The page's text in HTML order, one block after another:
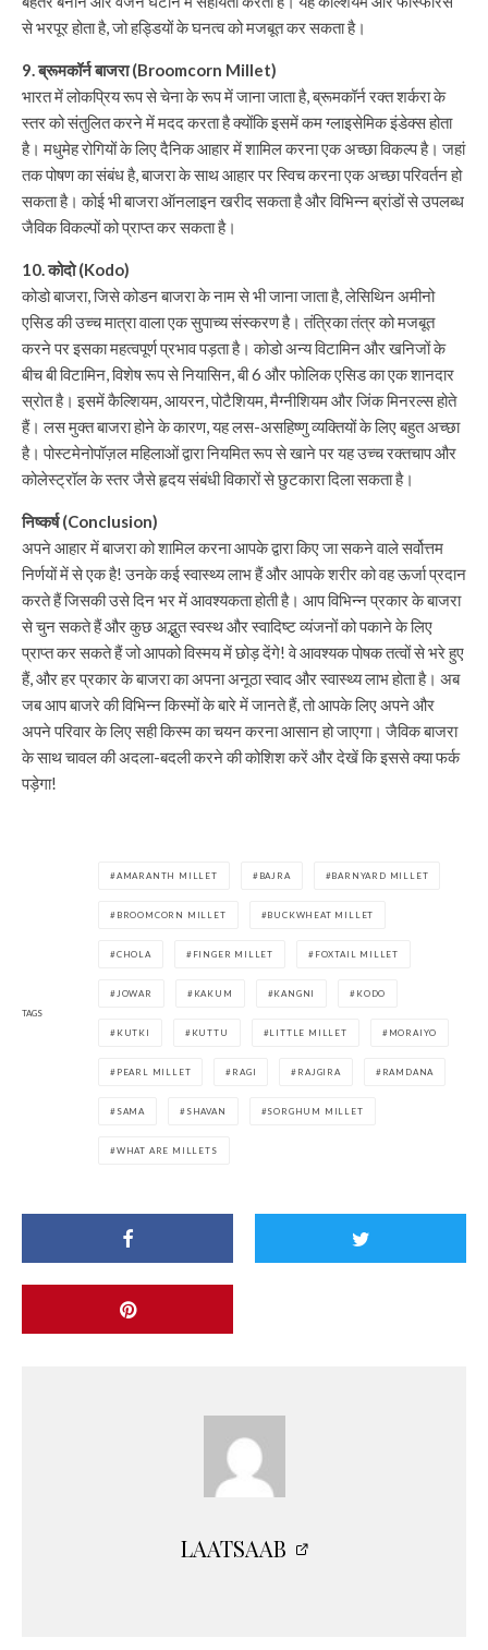
से भरपूर होता है, जो हड्डियों के घनत्व को मजबूत कर सकता है।
9. ब्रूमकॉर्न बाजरा (Broomcorn Millet)
भारत में लोकप्रिय रूप से चेना के रूप में जाना जाता है, ब्रूमकॉर्न रक्त शर्करा के
स्तर को संतुलित करने में मदद करता है क्योंकि इसमें कम ग्लाइसेमिक इंडेक्स होता
है। मधुमेह रोगियों के लिए दैनिक आहार में शामिल करना एक अच्छा विकल्प है। जहां
तक पोषण का संबंध है, बाजरा के साथ आहार पर स्विच करना एक अच्छा परिवर्तन हो
सकता है। कोई भी बाजरा ऑनलाइन खरीद सकता है और विभिन्न ब्रांडों से उपलब्ध
जैविक विकल्पों को प्राप्त कर सकता है।
10. कोदो (Kodo)
कोडो बाजरा, जिसे कोडन बाजरा के नाम से भी जाना जाता है, लेसिथिन अमीनो
एसिड की उच्च मात्रा वाला एक सुपाच्य संस्करण है। तंत्रिका तंत्र को मजबूत
करने पर इसका महत्वपूर्ण प्रभाव पड़ता है। कोडो अन्य विटामिन और खनिजों के
बीच बी विटामिन, विशेष रूप से नियासिन, बी 6 और फोलिक एसिड का एक शानदार
स्रोत है। इसमें कैल्शियम, आयरन, पोटैशियम, मैग्नीशियम और जिंक मिनरल्स होते
हैं। लस मुक्त बाजरा होने के कारण, यह लस-असहिष्णु व्यक्तियों के लिए बहुत अच्छा
है। पोस्टमेनोपॉज़ल महिलाओं द्वारा नियमित रूप से खाने पर यह उच्च रक्तचाप और
कोलेस्ट्रॉल के स्तर जैसे हृदय संबंधी विकारों से छुटकारा दिला सकता है।
निष्कर्ष (Conclusion)
अपने आहार में बाजरा को शामिल करना आपके द्वारा किए जा सकने वाले सर्वोत्तम
निर्णयों में से एक है! उनके कई स्वास्थ्य लाभ हैं और आपके शरीर को वह ऊर्जा प्रदान
करते हैं जिसकी उसे दिन भर में आवश्यकता होती है। आप विभिन्न प्रकार के बाजरा
से चुन सकते हैं और कुछ अद्भुत स्वस्थ और स्वादिष्ट व्यंजनों को पकाने के लिए
प्राप्त कर सकते हैं जो आपको विस्मय में छोड़ देंगे! वे आवश्यक पोषक तत्वों से भरे हुए
हैं, और हर प्रकार के बाजरा का अपना अनूठा स्वाद और स्वास्थ्य लाभ होता है। अब
जब आप बाजरे की विभिन्न किस्मों के बारे में जानते हैं, तो आपके लिए अपने और
अपने परिवार के लिए सही किस्म का चयन करना आसान हो जाएगा। जैविक बाजरा
के साथ चावल की अदला-बदली करने की कोशिश करें और देखें कि इससे क्या फर्क
पड़ेगा!
TAGS
AMARANTH MILLET BAJRA BARNYARD MILLET
BROOMCORN MILLET BUCKWHEAT MILLET
CHOLA FINGER MILLET FOXTAIL MILLET
JOWAR KAKUM KANGNI KODO
KUTKI KUTTU LITTLE MILLET MORAIYO
PEARL MILLET RAGI RAJGIRA RAMDANA
SAMA SHAVAN SORGHUM MILLET
WHAT ARE MILLETS
LAATSAAB